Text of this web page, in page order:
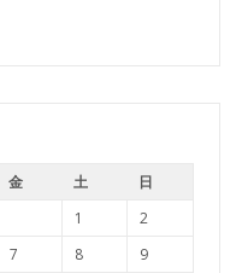
金 土
日
1
2
7 8
9